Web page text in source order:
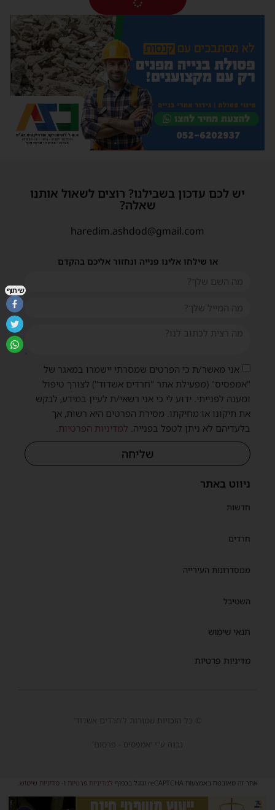
ניווט באתר
חדשות
חרדים
ממסדרונות העירייה
השטיבל
תנאי שימוש
מדיניות פרטיות
יש לכם עדכון בשבילנו? רוצים לשאול אותנו
שאלה?
haredim.ashdod@gmail.com
או שילחו אלינו פנייה ונחזור אליכם בהקדם
אני מאשר/ת כי הפרטים שמסרתי יישמרו במאגר של
"אמפסיס" (מפעילת אתר "חרדים אשדוד") לצורך טיפול
ומענה לפנייתי. ידוע לי כי אני רשאי/ת לעיין במידע, לבקש
את תיקונו או מחיקתו. מסירת הפרטים היא רשות, אך
בלעדיהם לא ניתן לטפל בפנייה. למדיניות הפרטיות.
שליחה
© כל הזכויות שמורות ל'חרדים אשדוד'
נבנה ע"י 'אמפסיס - פרסום'
אתר זה מאובטח באמצעות reCAPTCHA וגוגל בכפוף למדיניות פרטיות ו-מדיניות שימוש
שיתוף